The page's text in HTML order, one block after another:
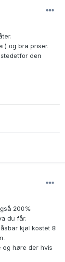
) og bra priser.
den
200%
du får.
kjøl kostet 8
og høre der hvis